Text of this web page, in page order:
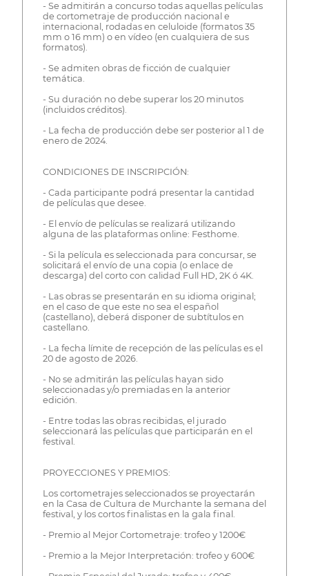
- Se admitirán a concurso todas aquellas películas
de cortometraje de producción nacional e
internacional, rodadas en celuloide (formatos 35
mm o 16 mm) o en vídeo (en cualquiera de sus
formatos).
- Se admiten obras de ficción de cualquier
temática.
- Su duración no debe superar los 20 minutos
(incluidos créditos).
- La fecha de producción debe ser posterior al 1 de
enero de 2024.
CONDICIONES DE INSCRIPCIÓN:
- Cada participante podrá presentar la cantidad
de películas que desee.
- El envío de películas se realizará utilizando
alguna de las plataformas online: Festhome.
- Si la película es seleccionada para concursar, se
solicitará el envío de una copia (o enlace de
descarga) del corto con calidad Full HD, 2K ó 4K.
- Las obras se presentarán en su idioma original;
en el caso de que este no sea el español
(castellano), deberá disponer de subtítulos en
castellano.
- La fecha límite de recepción de las películas es el
20 de agosto de 2026.
- No se admitirán las películas hayan sido
seleccionadas y/o premiadas en la anterior
edición.
- Entre todas las obras recibidas, el jurado
seleccionará las películas que participarán en el
festival.
PROYECCIONES Y PREMIOS:
Los cortometrajes seleccionados se proyectarán
en la Casa de Cultura de Murchante la semana del
festival, y los cortos finalistas en la gala final.
- Premio al Mejor Cortometraje: trofeo y 1200€
- Premio a la Mejor Interpretación: trofeo y 600€